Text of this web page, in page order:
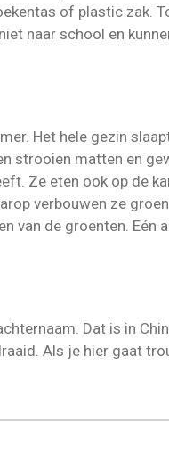
of plastic zak.
naar school en
Het hele gezin
strooien matten en
Ze eten ook op de
verbouwen ze
van de groenten. Eén
Dat is in
Als je hier gaat